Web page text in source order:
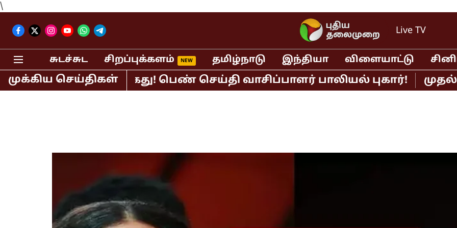
\
Live TV
சுடச்சுட சிறப்புக்களம் தமிழ்நாடு இந்தியா விளையாட்டு
முக்கிய செய்திகள்கைது! பெண் செய்தி வாசிப்பாளர் பாலியல் புகார்! முதல்வர்